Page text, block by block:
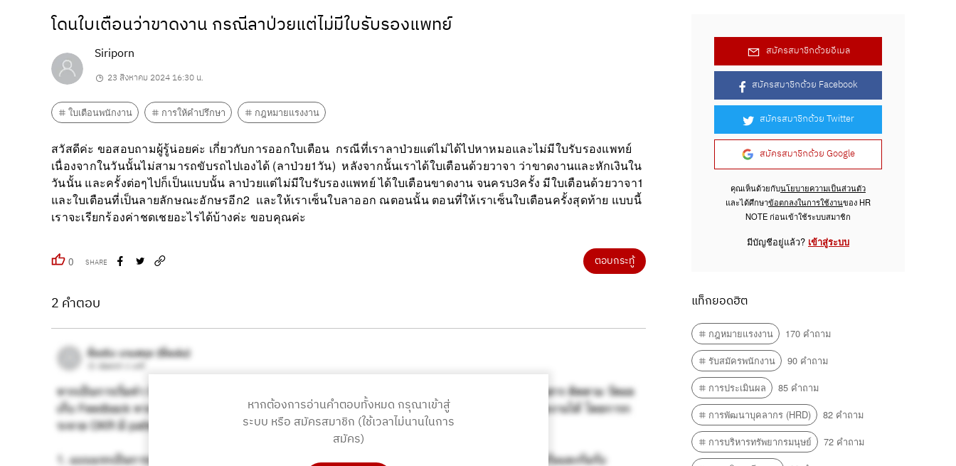
โดนใบเตือนว่าขาดงาน กรณีลาป่วยแต่ไม่มีใบรับรองแพทย์
Siriporn
23 สิงหาคม 2024 16:30 น.
ใบเตือนพนักงาน การให้คำปรึกษา กฎหมายแรงงาน
สวัสดีค่ะ ขอสอบถามผู้รู้น่อยค่ะ เกี่ยวกับการออกใบเตือน กรณีที่เราลาป่วยแต่ไม่ได้ไปหาหมอและไม่มีใบรับรองแพทย์
เนื่องจากในวันนั้นไม่สามารถขับรถไปเองได้ (ลาป่วย1วัน) หลังจากนั้นเราได้ใบเตือนด้วยวาจา ว่าขาดงานและหักเงินใน
วันนั้น และครั้งต่อๆไปก็เป็นแบบนั้น ลาป่วยแต่ไม่มีใบรับรองแพทย์ ได้ใบเตือนขาดงาน จนครบ3ครั้ง มีใบเตือนด้วยวาจา1
และใบเตือนที่เป็นลายลักษณะอักษรอีก2 และให้เราเซ็นใบลาออก ณตอนนั้น ตอนที่ให้เราเซ็นใบเตือนครั้งสุดท้าย แบบนี้
เราจะเรียกร้องค่าชดเชยอะไรได้บ้างค่ะ ขอบคุณค่ะ
0 SHARE ตอบกระทู้
2 คำตอบ
หากต้องการอ่านคำตอบทั้งหมด กรุณาเข้าสู่
ระบบ หรือ สมัครสมาชิก (ใช้เวลาไม่นานในการ
สมัคร)
สมัครสมาชิกด้วยอีเมล
สมัครสมาชิกด้วย Facebook
สมัครสมาชิกด้วย Twitter
สมัครสมาชิกด้วย Google
คุณเห็นด้วยกับนโยบายความเป็นส่วนตัว
และได้ศึกษาข้อตกลงในการใช้งานของ HR
NOTE ก่อนเข้าใช้ระบบสมาชิก
มีบัญชีอยู่แล้ว? เข้าสู่ระบบ
แท็กยอดฮิต
กฎหมายแรงงาน
170 คำถาม
รับสมัครพนักงาน
90 คำถาม
การประเมินผล
85 คำถาม
การพัฒนาบุคลากร (HRD)
82 คำถาม
การบริหารทรัพยากรมนุษย์
72 คำถาม